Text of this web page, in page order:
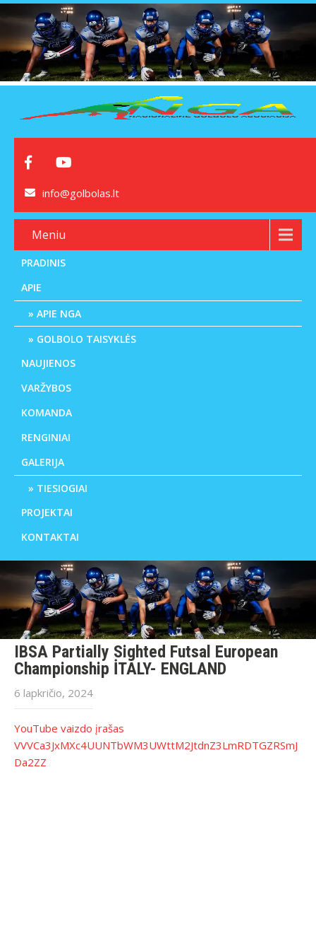
info@golbolas.lt
Meniu
PRADINIS
APIE
APIE NGA
GOLBOLO TAISYKLĖS
NAUJIENOS
VARŽYBOS
KOMANDA
RENGINIAI
GALERIJA
TIESIOGIAI
PROJEKTAI
KONTAKTAI
IBSA Partially Sighted Futsal European
Championship İTALY- ENGLAND
6 lapkričio, 2024
YouTube vaizdo įrašas
VVVCa3JxMXc4UUNTbWM3UWttM2JtdnZ3LmRDTGZRSmJ
Da2ZZ